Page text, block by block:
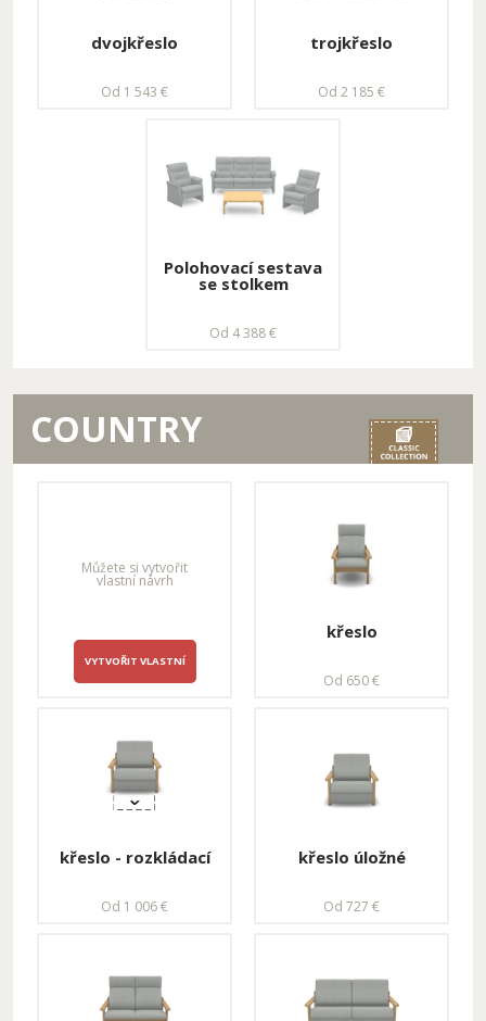
dvojkřeslo
Od 1 543 €
trojkřeslo
Od 2 185 €
Polohovací sestava
se stolkem
Od 4 388 €
COUNTRY
Můžete si vytvořit
vlastní návrh
VYTVOŘIT VLASTNÍ
křeslo
Od 650 €
křeslo - rozkládací
Od 1 006 €
křeslo úložné
Od 727 €